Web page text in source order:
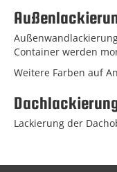
Container werden
Weitere Farben auf
Lackierung der